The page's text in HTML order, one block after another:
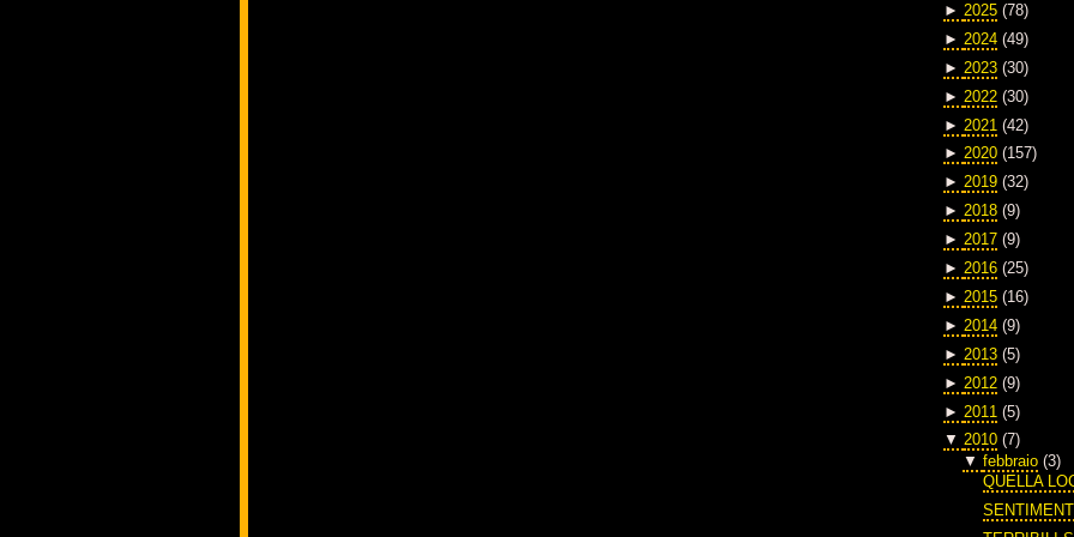
► 2025 (78)
► 2024 (49)
► 2023 (30)
► 2022 (30)
► 2021 (42)
► 2020 (157)
► 2019 (32)
► 2018 (9)
► 2017 (9)
► 2016 (25)
► 2015 (16)
► 2014 (9)
► 2013 (5)
► 2012 (9)
► 2011 (5)
▼ 2010 (7)
▼ febbraio (3)
QUELLA
SENTIMENTI